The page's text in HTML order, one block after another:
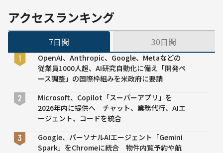
スス
本」
デルを
てみた
アクセスランキング
7日間 30日間
OpenAI、Anthropic、Google、Metaなどの
従業員1000人超、AI研究自動化に備え「開発ペ
ース調整」の国際枠組みを米政府に要請
Microsoft、Copilot「スーパーアプリ」を
2026年内に提供へ チャット、業務代行、AIエ
ージェント、コードを統合
Google、パーソナルAIエージェント「Gemini
Spark」をChromeに統合 物件内覧予約や航